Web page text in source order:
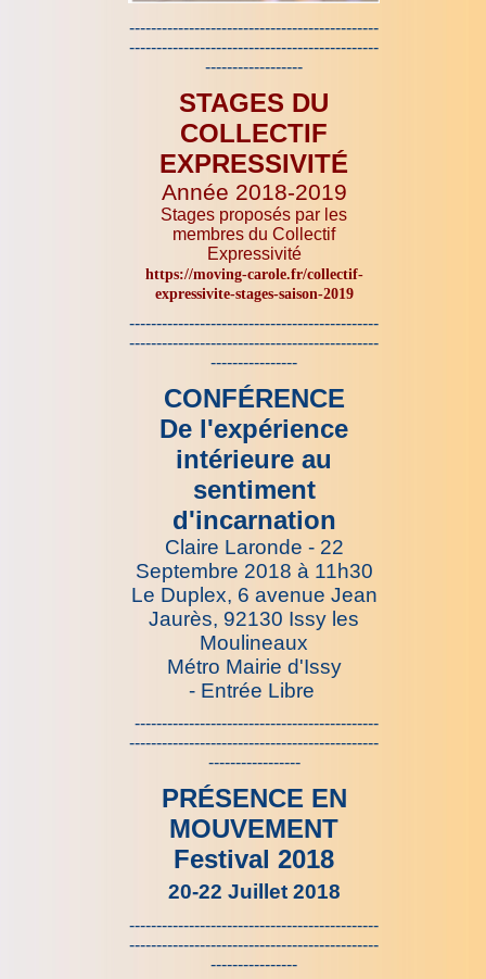
----------------------------------------------
----------------------------------------------
------------------
STAGES DU
COLLECTIF
EXPRESSIVITÉ
Année 2018-2019
Stages proposés par les
membres du Collectif
Expressivité
https://moving-carole.fr/collectif-
expressivite-stages-saison-2019
----------------------------------------------
----------------------------------------------
----------------
CONFÉRENCE
De l'expérience
intérieure au
sentiment
d'incarnation
Claire Laronde - 22
Septembre 2018 à 11h30
Le Duplex, 6 avenue Jean
Jaurès, 92130 Issy les
Moulineaux
Métro Mairie d'Issy
- Entrée Libre
---------------------------------------------
----------------------------------------------
-----------------
PRÉSENCE EN
MOUVEMENT
Festival 2018
20-22 Juillet 2018
----------------------------------------------
----------------------------------------------
----------------